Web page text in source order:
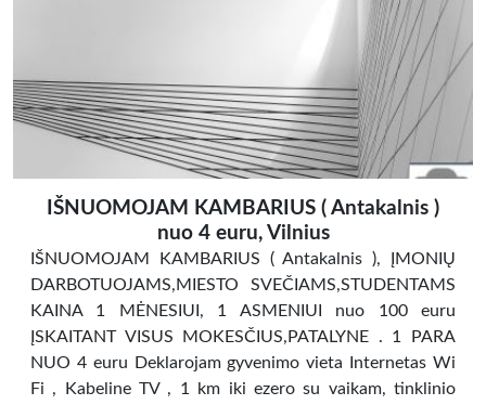
IŠNUOMOJAM KAMBARIUS ( Antakalnis )
nuo 4 euru, Vilnius
IŠNUOMOJAM KAMBARIUS ( Antakalnis ), ĮMONIŲ
DARBOTUOJAMS,MIESTO SVEČIAMS,STUDENTAMS
KAINA 1 MĖNESIUI, 1 ASMENIUI nuo 100 euru
ĮSKAITANT VISUS MOKESČIUS,PATALYNE . 1 PARA
NUO 4 euru Deklarojam gyvenimo vieta Internetas Wi
Fi , Kabeline TV , 1 km iki ezero su vaikam, tinklinio